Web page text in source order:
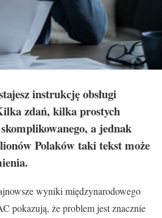
instrukcję obsługi
zdań, kilka prostych
a jednak
Polaków taki tekst może
wyniki międzynarodowego
pokazują, że problem jest znacznie